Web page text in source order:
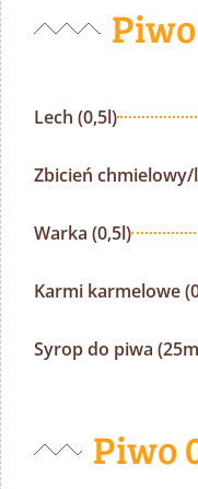
Lech (0,5l)
Zbicień chmielowy/
Warka (0,5l)
Karmi karmelowe
Syrop do piwa
Piwo